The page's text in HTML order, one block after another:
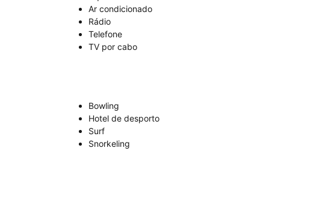
Ar condicionado
Rádio
Telefone
TV por cabo
Bowling
Hotel de desporto
Surf
Snorkeling